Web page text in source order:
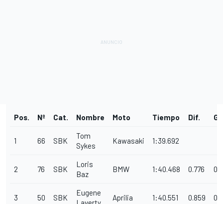
Pos. Nº Cat. Nombre Moto Tiempo Dif.
1 66 SBK
Tom
Sykes
Kawasaki 1:39.692
2 76 SBK
Loris
Baz
BMW 1:40.468 0.776
3 50 SBK
Eugene
Aprilia 1:40.551 0.859